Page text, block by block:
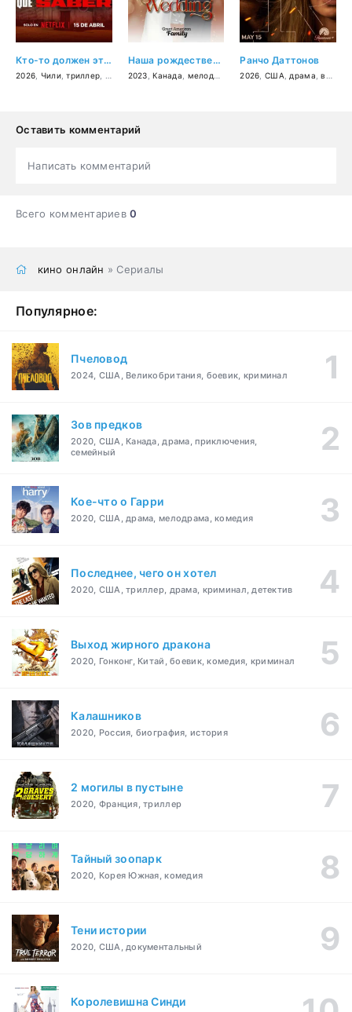
Кто-то должен это знать
2026 Чили,триллер драма,криминал
Наша рождественская свадьба
2023 ,Канада мелодрама
Ранчо Даттонов
2026 США драма ,вестерн
Оставить комментарий
Написать комментарий
Всего комментариев0
кино онлайн » Сериалы
Популярное:
Пчеловод
2024, США, Великобритания, боевик, криминал
Зов предков
2020, США, Канада, драма, приключения,
семейный
Кое-что о Гарри
2020, США, драма, мелодрама, комедия
Последнее, чего он хотел
2020, США, триллер, драма, криминал, детектив
Выход жирного дракона
2020, Гонконг, Китай, боевик, комедия, криминал
Калашников
2020, Россия, биография, история
2 могилы в пустыне
2020, Франция, триллер
Тайный зоопарк
2020, Корея Южная, комедия
Тени истории
2020, США, документальный
Королевишна Синди